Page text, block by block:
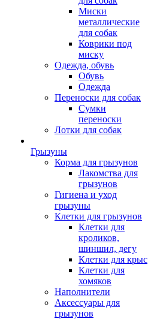
Миски
металлические
для собак
Коврики под
миску
Одежда, обувь
Обувь
Одежда
Переноски для собак
Сумки
переноски
Лотки для собак
Грызуны
Корма для грызунов
Лакомства для
грызунов
Гигиена и уход
грызуны
Клетки для грызунов
Клетки для
кроликов,
шиншил, дегу
Клетки для крыс
Клетки для
хомяков
Наполнители
Аксессуары для
грызунов